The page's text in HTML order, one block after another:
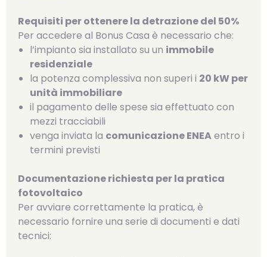
Requisiti per ottenere la detrazione del 50%
Per accedere al Bonus Casa è necessario che:
l’impianto sia installato su un immobile
residenziale
la potenza complessiva non superi i 20 kW per
unità immobiliare
il pagamento delle spese sia effettuato con
mezzi tracciabili
venga inviata la comunicazione ENEAentro i
termini previsti
Documentazione richiesta per la pratica
fotovoltaico
Per avviare correttamente la pratica, è
necessario fornire una serie di documenti e dati
tecnici: